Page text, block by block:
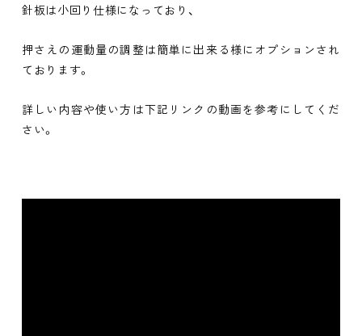
針板は小回り仕様になっており、
押さえの運動量の調整は簡単に出来る様にオプションされ
ております。
詳しい内容や使い方は下記リンクの動画を参考にしてくだ
さい。